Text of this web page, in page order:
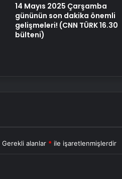
14 Mayıs 2025 Çarşamba
gününün son dakika önemli
gelişmeleri! (CNN TÜRK 16.30
bülteni)
Gerekli alanlar * ile işaretlenmişlerdir